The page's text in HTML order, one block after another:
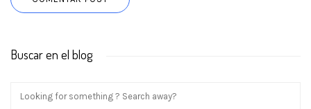
Buscar en el blog